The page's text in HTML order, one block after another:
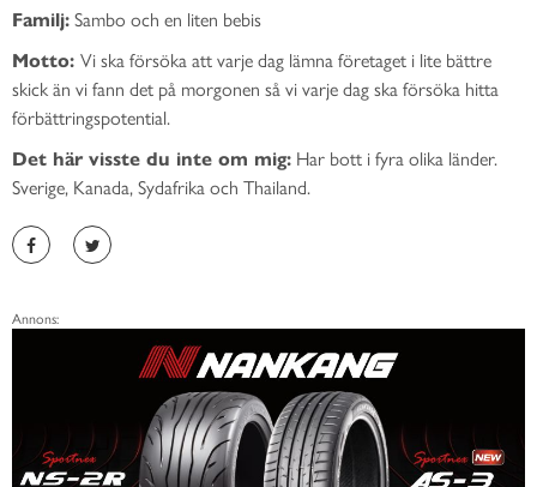
Familj:Sambo och en liten bebis
Motto: Vi ska försöka att varje dag lämna företaget i lite bättre
skick än vi fann det på morgonen så vi varje dag ska försöka hitta
förbättringspotential.
Det här visste du inte om mig: Har bott i fyra olika länder.
Sverige, Kanada, Sydafrika och Thailand.
Annons: